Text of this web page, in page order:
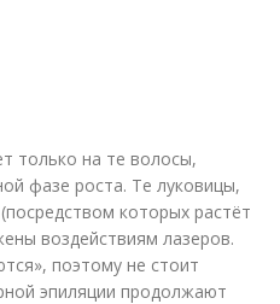
только на те волосы,
фазе роста. Те луковицы,
которых растёт
воздействиям лазеров.
поэтому не стоит
эпиляции продолжают